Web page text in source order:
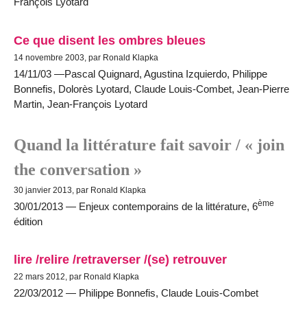
Ce que disent les ombres bleues
14 novembre 2003, par Ronald Klapka
14/11/03 —Pascal Quignard, Agustina Izquierdo, Philippe
Bonnefis, Dolorès Lyotard, Claude Louis-Combet, Jean-Pierre
Martin, Jean-François Lyotard
Quand la littérature fait savoir / « join
the conversation »
30 janvier 2013, par Ronald Klapka
30/01/2013 — Enjeux contemporains de la littérature, 6ème
édition
lire /relire /retraverser /(se) retrouver
22 mars 2012, par Ronald Klapka
22/03/2012 — Philippe Bonnefis, Claude Louis-Combet